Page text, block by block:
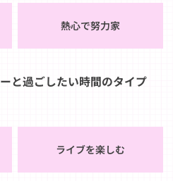
熱心で努力家
と過ごしたい時間のタイプ
ライブを楽しむ